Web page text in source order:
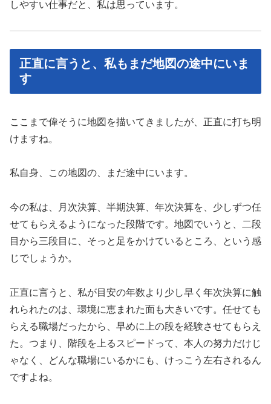
しやすい仕事だと、私は思っています。
正直に言うと、私もまだ地図の途中にいま
す
ここまで偉そうに地図を描いてきましたが、正直に打ち明
けますね。
私自身、この地図の、まだ途中にいます。
今の私は、月次決算、半期決算、年次決算を、少しずつ任
せてもらえるようになった段階です。地図でいうと、二段
目から三段目に、そっと足をかけているところ、という感
じでしょうか。
正直に言うと、私が目安の年数より少し早く年次決算に触
れられたのは、環境に恵まれた面も大きいです。任せても
らえる職場だったから、早めに上の段を経験させてもらえ
た。つまり、階段を上るスピードって、本人の努力だけじ
ゃなく、どんな職場にいるかにも、けっこう左右されるん
ですよね。